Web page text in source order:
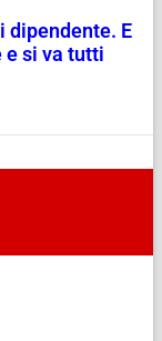
dipendente. E
e si va tutti